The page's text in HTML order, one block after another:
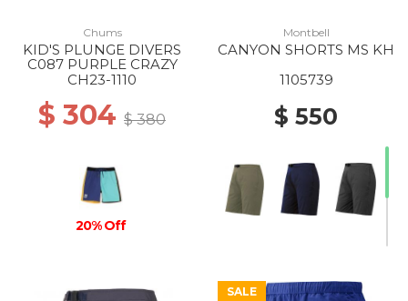
Chums
KID'S PLUNGE DIVERS
C087 PURPLE CRAZY
CH23-1110
$ 304 $ 380
20% Off
Montbell
CANYON SHORTS MS KH
1105739
$ 550
SALE